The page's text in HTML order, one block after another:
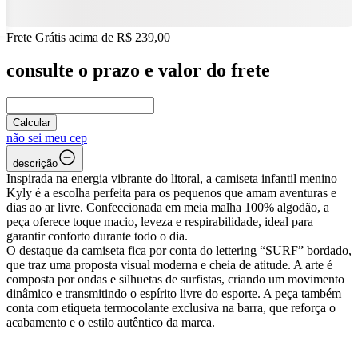
Frete Grátis acima de R$ 239,00
consulte o prazo e valor do frete
Calcular
não sei meu cep
descrição
Inspirada na energia vibrante do litoral, a camiseta infantil menino
Kyly é a escolha perfeita para os pequenos que amam aventuras e
dias ao ar livre. Confeccionada em meia malha 100% algodão, a
peça oferece toque macio, leveza e respirabilidade, ideal para
garantir conforto durante todo o dia.
O destaque da camiseta fica por conta do lettering “SURF” bordado,
que traz uma proposta visual moderna e cheia de atitude. A arte é
composta por ondas e silhuetas de surfistas, criando um movimento
dinâmico e transmitindo o espírito livre do esporte. A peça também
conta com etiqueta termocolante exclusiva na barra, que reforça o
acabamento e o estilo autêntico da marca.